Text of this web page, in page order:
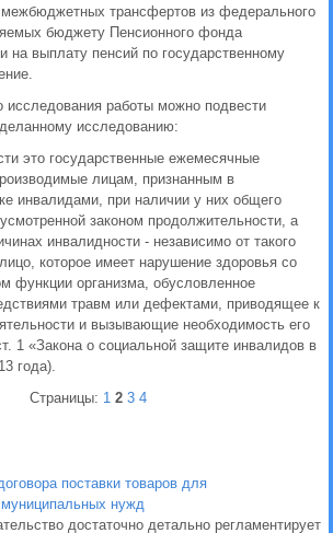
межбюджетных трансфертов из федерального
бюджету Пенсионного фонда
на выплату пенсий по государственному
исследования работы можно подвести
исследованию:
это государственные ежемесячные
лицам, признанным в
инвалидами, при наличии у них общего
законом продолжительности, а
инвалидности - независимо от такого
которое имеет нарушение здоровья со
функции организма, обусловленное
травм или дефектами, приводящее к
и вызывающие необходимость его
1 «Закона о социальной защите инвалидов в
года).
Страницы: 1 2 3 4
поставки товаров для
нужд
достаточно детально регламентирует